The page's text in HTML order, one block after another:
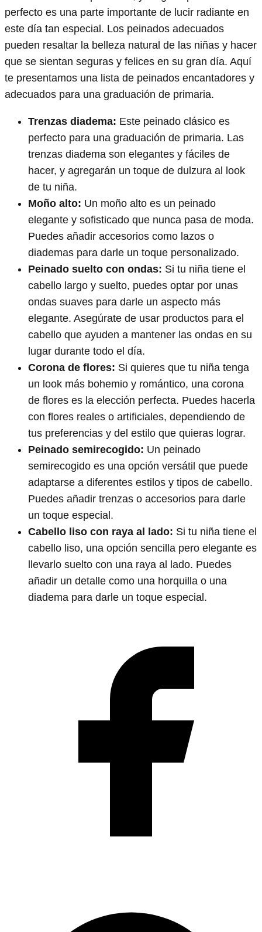
perfecto es una parte importante de lucir radiante en
este día tan especial. Los peinados adecuados
pueden resaltar la belleza natural de las niñas y hacer
que se sientan seguras y felices en su gran día. Aquí
te presentamos una lista de peinados encantadores y
adecuados para una graduación de primaria.
Trenzas diadema: Este peinado clásico es
perfecto para una graduación de primaria. Las
trenzas diadema son elegantes y fáciles de
hacer, y agregarán un toque de dulzura al look
de tu niña.
Moño alto: Un moño alto es un peinado
elegante y sofisticado que nunca pasa de moda.
Puedes añadir accesorios como lazos o
diademas para darle un toque personalizado.
Peinado suelto con ondas: Si tu niña tiene el
cabello largo y suelto, puedes optar por unas
ondas suaves para darle un aspecto más
elegante. Asegúrate de usar productos para el
cabello que ayuden a mantener las ondas en su
lugar durante todo el día.
Corona de flores: Si quieres que tu niña tenga
un look más bohemio y romántico, una corona
de flores es la elección perfecta. Puedes hacerla
con flores reales o artificiales, dependiendo de
tus preferencias y del estilo que quieras lograr.
Peinado semirecogido: Un peinado
semirecogido es una opción versátil que puede
adaptarse a diferentes estilos y tipos de cabello.
Puedes añadir trenzas o accesorios para darle
un toque especial.
Cabello liso con raya al lado: Si tu niña tiene el
cabello liso, una opción sencilla pero elegante es
llevarlo suelto con una raya al lado. Puedes
añadir un detalle como una horquilla o una
diadema para darle un toque especial.